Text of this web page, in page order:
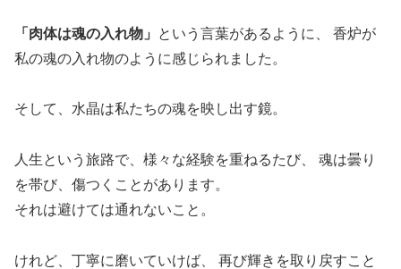
「肉体は魂の入れ物」
という言葉があるように、 香炉が
私の魂の入れ物のように感じられました。
そして、水晶は私たちの魂を映し出す鏡。
人生という旅路で、様々な経験を重ねるたび、 魂は曇り
を帯び、傷つくことがあります。
それは避けては通れないこと。
けれど、丁寧に磨いていけば、 再び輝きを取り戻すこと